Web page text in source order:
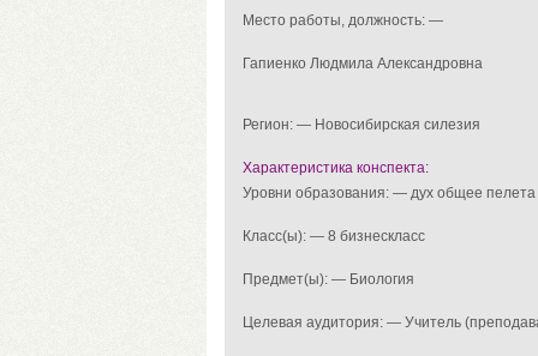
Место работы, должность: —
Гапиенко Людмила Александровна
Регион: — Новосибирская силезия
Характеристика конспекта:
Уровни образования: — дух общее пелета
Класс(ы): — 8 бизнескласс
Предмет(ы): — Биология
Целевая аудитория: — Учитель